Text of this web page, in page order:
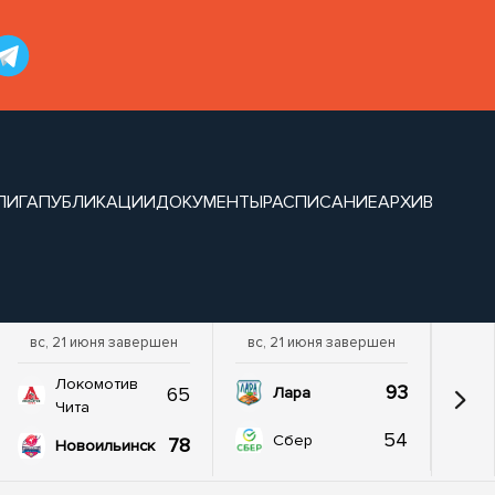
ПУБЛИКАЦИИДОКУМЕНТЫРАСПИСАНИЕАРХИВ
вс, 21 июня завершен
Локомотив
Чита
65
Новоильинск 78
вс, 21 июня завершен
Лара 93
Сбер 54